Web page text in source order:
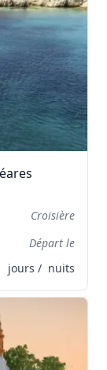
Croisière
Départ le
jours / nuits